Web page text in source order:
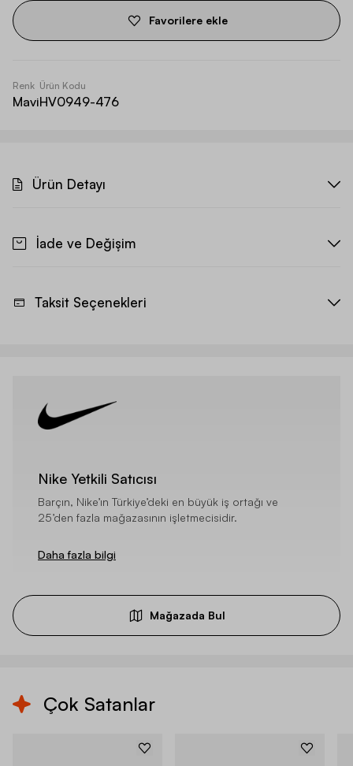
Favorilere ekle
Renk
Mavi
Ürün Kodu
HV0949-476
Ürün Detayı
İade ve Değişim
Taksit Seçenekleri
Nike Yetkili Satıcısı
Barçın, Nike’ın Türkiye’deki en büyük iş ortağı ve
25’den fazla mağazasının işletmecisidir.
Daha fazla bilgi
Mağazada Bul
Çok Satanlar